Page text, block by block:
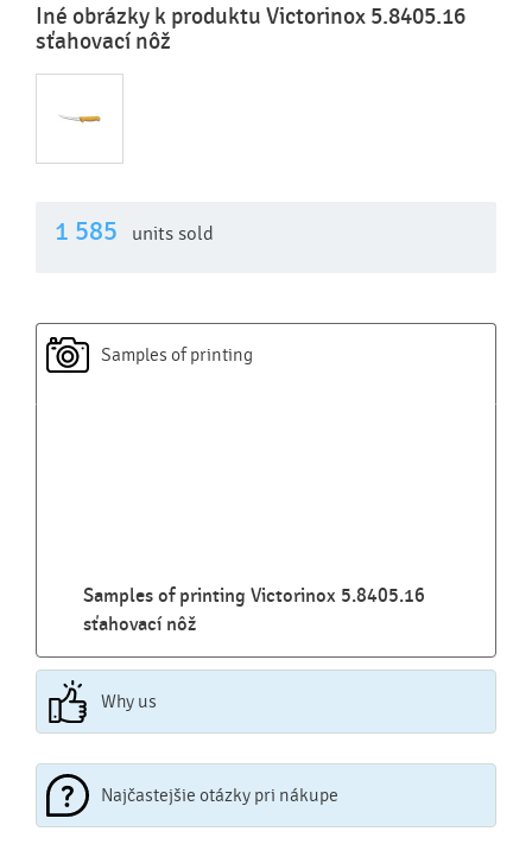
Iné obrázky k produktu Victorinox 5.8405.16
sťahovací nôž
1 585 units sold
Samples of printing
Samples of printing Victorinox 5.8405.16
sťahovací nôž
Why us
Najčastejšie otázky pri nákupe